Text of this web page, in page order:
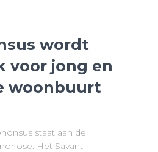
wordt
voor jong en
woonbuurt
staat aan de
Het Savant